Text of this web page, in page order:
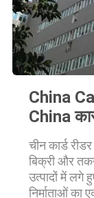
China
China
चीन कार्ड
बिक्री और
उत्पादों में लगे
निर्माताओं